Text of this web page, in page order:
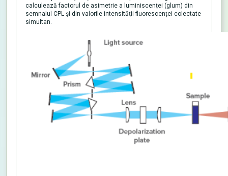
calculează factorul de asimetrie a luminiscenței (glum) din
semnalul CPL și din valorile intensității fluorescenței colectate
simultan.